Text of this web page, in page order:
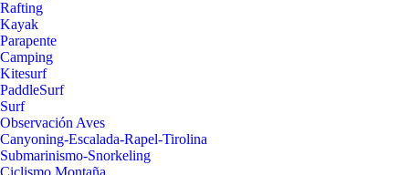
Rafting
Kayak
Parapente
Camping
Kitesurf
PaddleSurf
Surf
Observación Aves
Canyoning-Escalada-Rapel-Tirolina
Submarinismo-Snorkeling
Ciclismo Montaña